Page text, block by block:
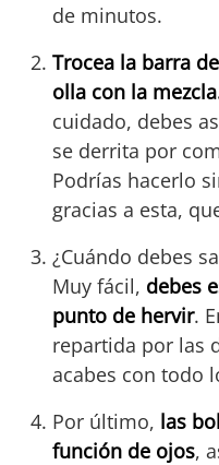
de minutos.
Trocea la barra
olla con la
cuidado, debes
se derrita por
Podrías hacerlo
gracias a esta,
¿Cuándo debes
Muy fácil, debes
punto de hervir.
repartida por las
acabes con todo
Por último, las
función de ojos,